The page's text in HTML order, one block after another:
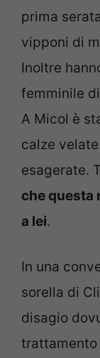
prima
vipponi di
Inoltre
femminile
A Micol è
calze
esagerate.
che questa
a lei.
In una
sorella di
disagio
trattamento